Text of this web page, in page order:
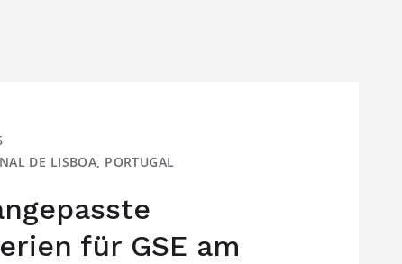
für GSE am
DE LISBOA, PORTUGAL